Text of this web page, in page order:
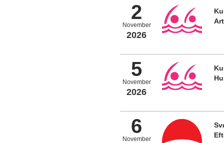
2
November
2026
5
November
2026
6
November